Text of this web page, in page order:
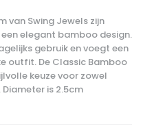
van Swing Jewels zijn
elegant bamboo design.
gebruik en voegt een
outfit. De Classic Bamboo
keuze voor zowel
is 2.5cm